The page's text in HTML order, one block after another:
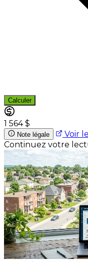
Calculer
1 564 $
Note légale Voir
Continuez votre